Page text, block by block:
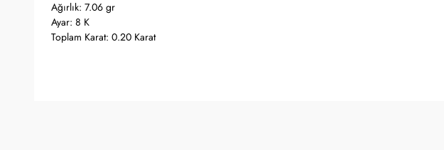
Ağırlık: 7.06 gr
Ayar: 8 K
Toplam Karat: 0.20 Karat